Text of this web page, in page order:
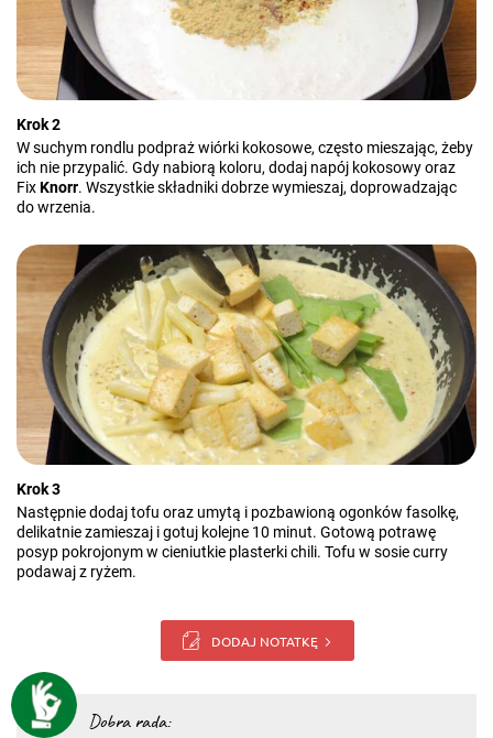
Krok 2
W suchym rondlu podpraż wiórki kokosowe, często mieszając, żeby
ich nie przypalić. Gdy nabiorą koloru, dodaj napój kokosowy oraz
FixKnorr. Wszystkie składniki dobrze wymieszaj, doprowadzając
do wrzenia.
Krok 3
Następnie dodaj tofu oraz umytą i pozbawioną ogonków fasolkę,
delikatnie zamieszaj i gotuj kolejne 10 minut. Gotową potrawę
posyp pokrojonym w cieniutkie plasterki chili. Tofu w sosie curry
podawaj z ryżem.
DODAJ NOTATKĘ
Dobra rada: